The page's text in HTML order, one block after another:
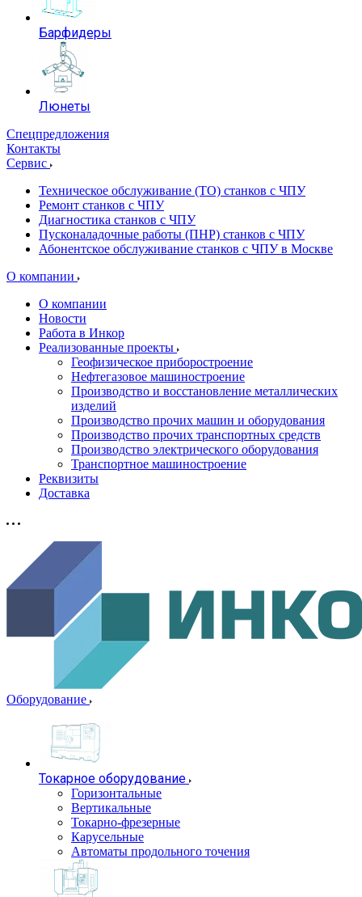
Барфидеры
Люнеты
Спецпредложения
Контакты
Сервис
Техническое обслуживание (ТО) станков с ЧПУ
Ремонт станков с ЧПУ
Диагностика станков с ЧПУ
Пусконаладочные работы (ПНР) станков с ЧПУ
Абонентское обслуживание станков с ЧПУ в Москве
О компании
О компании
Новости
Работа в Инкор
Реализованные проекты
Геофизическое приборостроение
Нефтегазовое машиностроение
Производство и восстановление металлических
изделий
Производство прочих машин и оборудования
Производство прочих транспортных средств
Производство электрического оборудования
Транспортное машиностроение
Реквизиты
Доставка
Оборудование
Токарное оборудование
Горизонтальные
Вертикальные
Токарно-фрезерные
Карусельные
Автоматы продольного точения